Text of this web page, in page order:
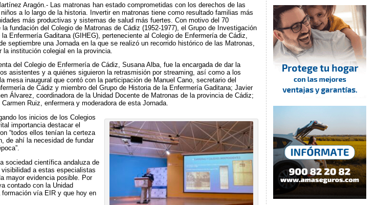
Aragón.- Las matronas han estado comprometidas con los derechos de las
a lo largo de la historia. Invertir en matronas tiene como resultado familias más
más productivas y sistemas de salud más fuertes. Con motivo del 70
la fundación del Colegio de Matronas de Cádiz (1952-1977), el Grupo de Investigación
Enfermería Gaditana (GIHEG), perteneciente al Colegio de Enfermería de Cádiz,
septiembre una Jornada en la que se realizó un recorrido histórico de las Matronas,
la institución colegial en la provincia.
del Colegio de Enfermería de Cádiz, Susana Alba, fue la encargada de dar la
asistentes y a quiénes siguieron la retrasmisión por streaming, así como a los
mesa inaugural que contó con la participación de Manuel Cano, secretario del
de Cádiz y miembro del Grupo de Historia de la Enfermería Gaditana; Javier
Álvarez, coordinadora de la Unidad Docente de Matronas de la provincia de Cádiz;
Ruiz, enfermera y moderadora de esta Jornada.
los inicios de los Colegios
importancia destacar el
“todos ellos tenían la certeza
de ahí la necesidad de fundar
sociedad científica andaluza de
a estas especialistas
mayor evidencia posible. Por
contado con la Unidad
formación vía EIR y que hoy en